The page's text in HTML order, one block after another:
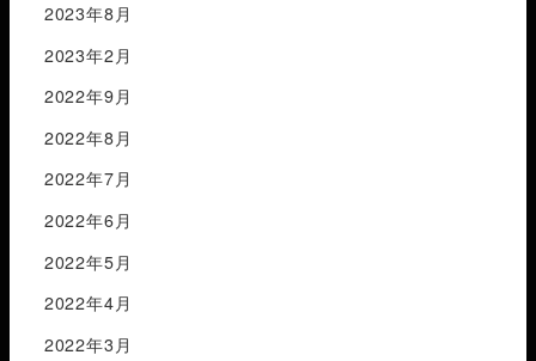
2023年8月
2023年2月
2022年9月
2022年8月
2022年7月
2022年6月
2022年5月
2022年4月
2022年3月